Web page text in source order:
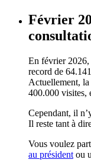
Février
En février 2026,
record de
Actuellement,
400.000 visites,
Cependant, il
Il reste tant à
Vous voulez
au président ou